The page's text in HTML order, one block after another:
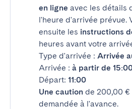
en ligne avec les détails
l'heure d'arrivée prévue.
ensuite les instructions
heures avant votre
Type d'arrivée : Arrivée
Arrivée : à partir de
Départ: 11:00
Une caution de 200,00 €
demandée à l'avance.